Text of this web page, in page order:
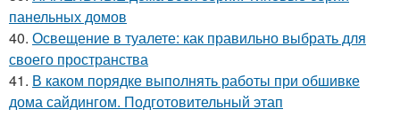
панельных домов
40. Освещение в туалете: как правильно выбрать для
своего пространства
41. В каком порядке выполнять работы при обшивке
дома сайдингом. Подготовительный этап